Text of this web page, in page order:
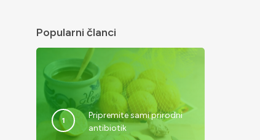
Popularni članci
Pripremite sami prirodni
antibiotik